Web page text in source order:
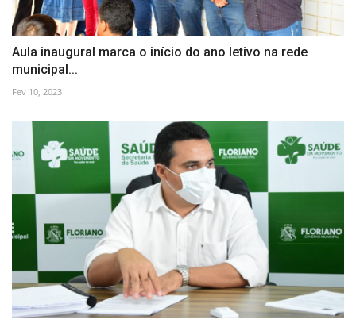
Aula inaugural marca o início do ano letivo na rede
municipal...
Fev 10, 2023